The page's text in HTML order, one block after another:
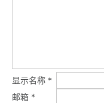
显示名称 *
邮箱 *